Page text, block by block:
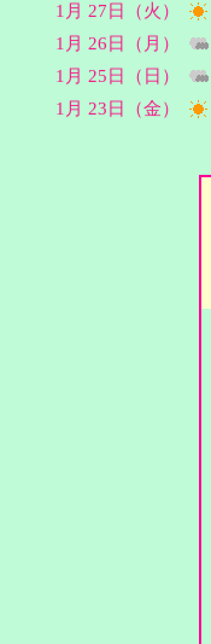
1月 27日（火）
1月 26日（月）
1月 25日（日）
1月 23日（金）